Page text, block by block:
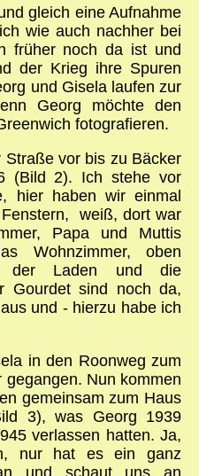
gleich eine Aufnahme
wie auch nachher bei
früher noch da ist und
der Krieg ihre Spuren
und Gisela laufen zur
Georg möchte den
fotografieren.
vor bis zu Bäcker
(Bild 2). Ich stehe vor
hier haben wir einmal
weiß, dort war
Papa und Muttis
Wohnzimmer, oben
der Laden und die
Gourdet sind noch da,
und - hierzu habe ich
in den Roonweg zum
Nun kommen
gemeinsam zum Haus
3), was Georg 1939
verlassen hatten. Ja,
nur hat es ein ganz
und schaut uns an